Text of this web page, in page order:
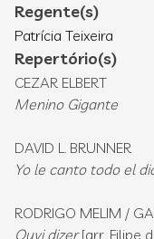
Regente(s)
Patrícia Teixeira
Repertório(s)
CEZAR ELBERT
Menino Gigante
DAVID L. BRUNNER
Yo le canto todo el
RODRIGO MELIM /
Ouvi dizer[arr. Filipe